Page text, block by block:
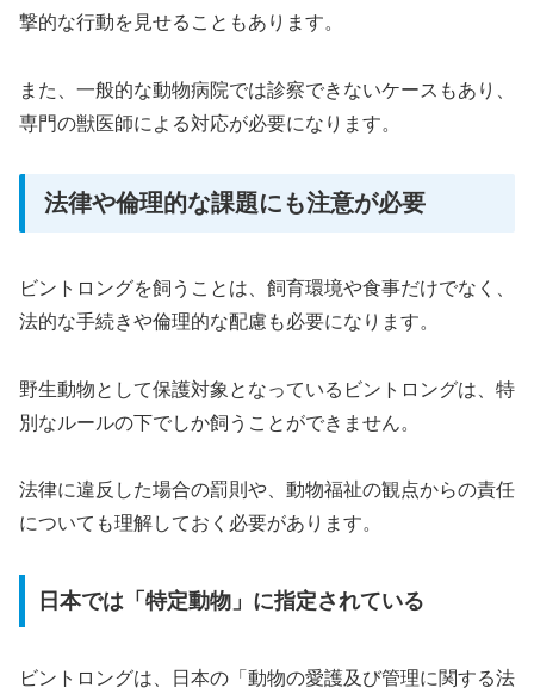
撃的な行動を見せることもあります。
また、一般的な動物病院では診察できないケースもあり、
専門の獣医師による対応が必要になります。
法律や倫理的な課題にも注意が必要
ビントロングを飼うことは、飼育環境や食事だけでなく、
法的な手続きや倫理的な配慮も必要になります。
野生動物として保護対象となっているビントロングは、特
別なルールの下でしか飼うことができません。
法律に違反した場合の罰則や、動物福祉の観点からの責任
についても理解しておく必要があります。
日本では「特定動物」に指定されている
ビントロングは、日本の「動物の愛護及び管理に関する法